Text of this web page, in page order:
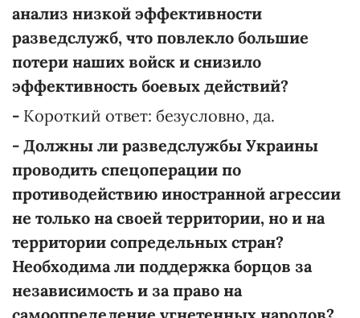
анализ низкой эффективности
разведслужб, что повлекло большие
потери наших войск и снизило
эффективность боевых действий?
- Короткий ответ: безусловно, да.
- Должны ли разведслужбы Украины
проводить спецоперации по
противодействию иностранной агрессии
не только на своей территории, но и на
территории сопредельных стран?
Необходима ли поддержка борцов за
независимость и за право на